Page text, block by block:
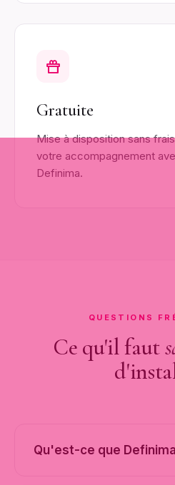
Gratuite
Mise à disposition sans
votre accompagnement
Definima.
QUESTIONS
Ce qu'il faut
Qu'est-ce que
Remote
en cours…
fichier arrive